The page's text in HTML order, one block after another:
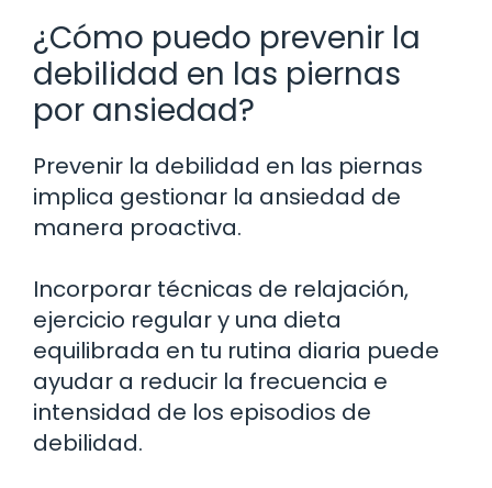
¿Cómo puedo prevenir la
debilidad en las piernas
por ansiedad?
Prevenir la debilidad en las piernas
implica gestionar la ansiedad de
manera proactiva.
Incorporar técnicas de relajación,
ejercicio regular y una dieta
equilibrada en tu rutina diaria puede
ayudar a reducir la frecuencia e
intensidad de los episodios de
debilidad.